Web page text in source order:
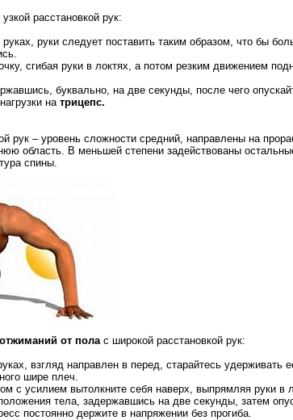
расстановкой рук:
руки следует поставить таким образом, что бы
сгибая руки в локтях, а потом резким движением
буквально, на две секунды, после чего
на трицепс.
рук – уровень сложности средний, направлены на
область. В меньшей степени задействованы
спины.
отжиманий от полас широкой расстановкой рук:
взгляд направлен в перед, старайтесь удерживать
шире плеч.
с усилием вытолкните себя наверх, выпрямляя руки в
тела, задержавшись на две секунды, затем
постоянно держите в напряжении без прогиба.